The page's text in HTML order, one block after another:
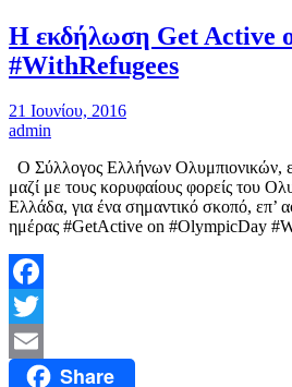
Η εκδήλωση Get Active
#WithRefugees
21 Ιουνίου, 2016
admin
Ο Σύλλογος Ελλήνων Ολυμπιονικών,
μαζί με τους κορυφαίους φορείς του
Ελλάδα, για ένα σημαντικό σκοπό, επ’
ημέρας #GetActive on #OlympicDay
Facebook
Twitter
Email Share